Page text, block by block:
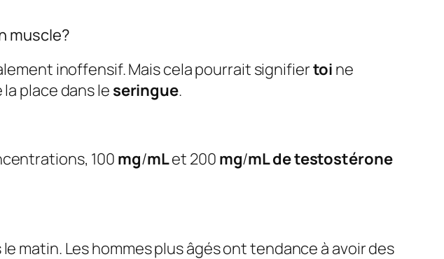
muscle?
inoffensif. Mais cela pourrait signifiertoi ne
place dans leseringue.
100 mg/mLet 200 mg/mL de testostérone
matin. Les hommes plus âgés ont tendance à avoir des